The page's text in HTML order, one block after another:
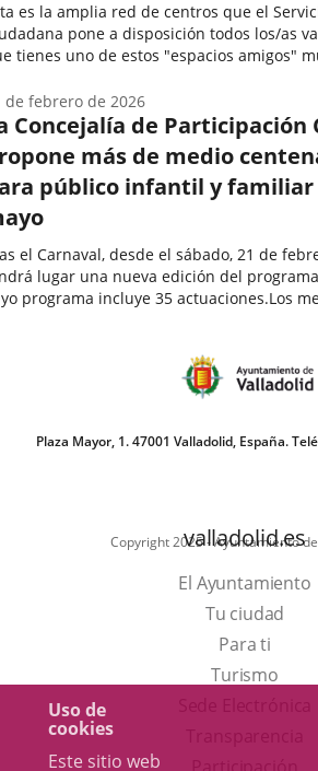
Uso de
cookies
Este sitio web
es la amplia red de centros que el
pone a disposición todos los/as
tienes uno de estos "espacios amigos"
Concejalía de Participación
más de medio
público infantil y
el Carnaval, desde el sábado, 21 de
lugar una nueva edición del programa
programa incluye 35 actuaciones.Los
de febrero de 2026
Plaza Mayor, 1. 47001 Valladolid, España.
Copyright 2025 - Ayuntamiento
valladolid.es
El Ayuntamiento
Tu ciudad
Para ti
TurismoEste